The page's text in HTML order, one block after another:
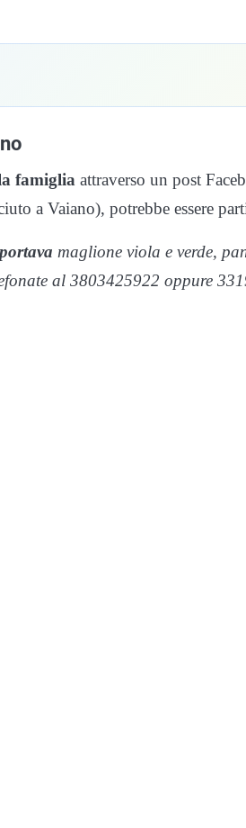
famiglia attraverso un post
a Vaiano), potrebbe essere
maglione viola e verde,
al 3803425922 oppure